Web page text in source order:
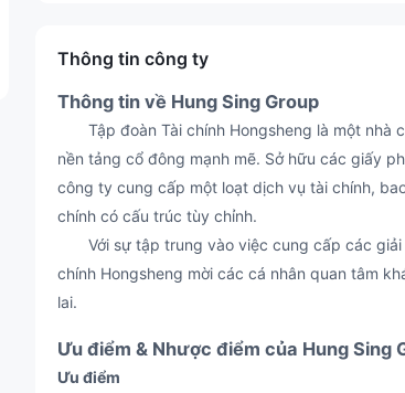
Thông tin công ty
Thông tin về Hung Sing Group
Tập đoàn Tài chính Hongsheng là một nhà
nền tảng cổ đông mạnh mẽ. Sở hữu các giấy
công ty cung cấp một loạt dịch vụ tài chính,
chính có cấu trúc tùy chỉnh.
Với sự tập trung vào việc cung cấp các giải
chính Hongsheng mời các cá nhân quan tâm
lai.
Ưu điểm & Nhược điểm của Hung Sing
Ưu điểm